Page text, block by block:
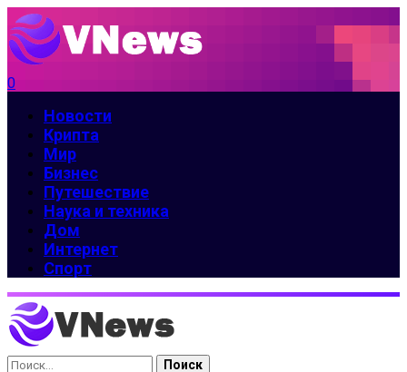
0
Новости
Крипта
Мир
Бизнес
Путешествие
Наука и техника
Дом
Интернет
Спорт
Найти: